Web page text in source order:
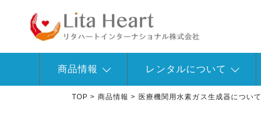
商品情報 レンタルについて
TOP > 商品情報 > 医療機関用水素ガス生成器について